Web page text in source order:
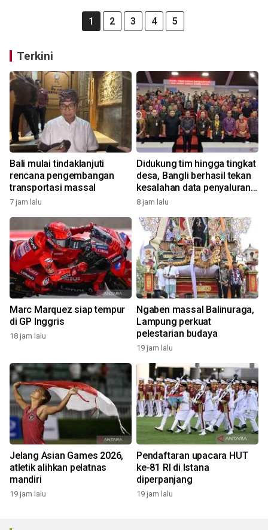
1 2 3 4 5
Terkini
Bali mulai tindaklanjuti
rencana pengembangan
transportasi massal
7 jam lalu
Didukung tim hingga tingkat
desa, Bangli berhasil tekan
kesalahan data penyaluran
bansos
8 jam lalu
Marc Marquez siap tempur
di GP Inggris
18 jam lalu
Ngaben massal Balinuraga,
Lampung perkuat
pelestarian budaya
19 jam lalu
Jelang Asian Games 2026,
atletik alihkan pelatnas
mandiri
19 jam lalu
Pendaftaran upacara HUT
ke-81 RI di Istana
diperpanjang
19 jam lalu